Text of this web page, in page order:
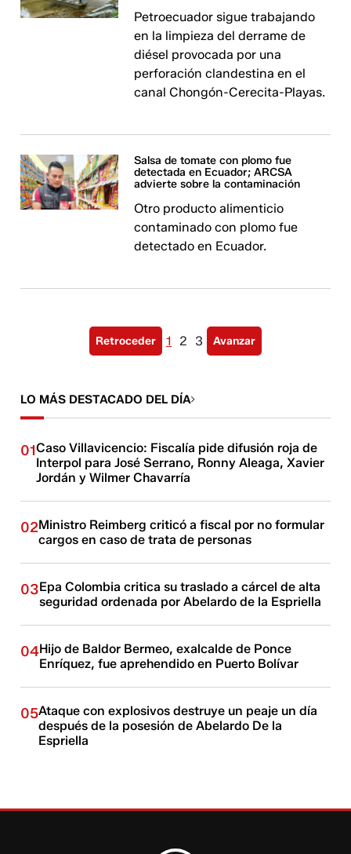
Petroecuador sigue trabajando
en la limpieza del derrame de
diésel provocada por una
perforación clandestina en el
canal Chongón-Cerecita-Playas.
Salsa de tomate con plomo fue
detectada en Ecuador; ARCSA
advierte sobre la contaminación
Otro producto alimenticio
contaminado con plomo fue
detectado en Ecuador.
Retroceder 1 2 3 Avanzar
LO MÁS DESTACADO DEL DÍA
01Caso Villavicencio: Fiscalía pide difusión roja de
Interpol para José Serrano, Ronny Aleaga, Xavier
Jordán y Wilmer Chavarría
02Ministro Reimberg criticó a fiscal por no formular
cargos en caso de trata de personas
03Epa Colombia critica su traslado a cárcel de alta
seguridad ordenada por Abelardo de la Espriella
04Hijo de Baldor Bermeo, exalcalde de Ponce
Enríquez, fue aprehendido en Puerto Bolívar
05Ataque con explosivos destruye un peaje un día
después de la posesión de Abelardo De la
Espriella